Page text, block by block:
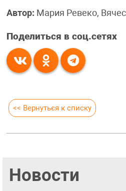
Автор: Мария Ревеко,
Поделиться в соц.сетях
<< Вернуться к списку
Новости